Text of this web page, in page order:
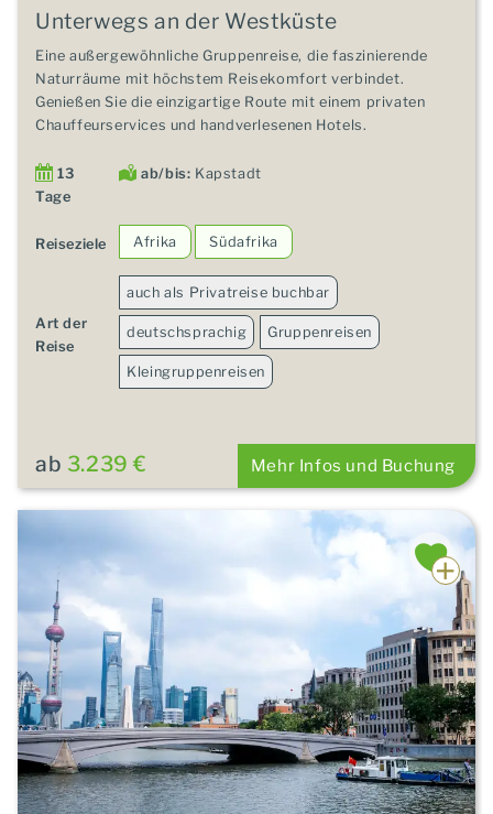
Unterwegs an der Westküste
Eine außergewöhnliche Gruppenreise, die faszinierende
Naturräume mit höchstem Reisekomfort verbindet.
Genießen Sie die einzigartige Route mit einem privaten
Chauffeurservices und handverlesenen Hotels.
13
Tage
ab/bis: Kapstadt
Reiseziele Afrika Südafrika
Art der
Reise
auch als Privatreise buchbar
deutschsprachig Gruppenreisen
Kleingruppenreisen
ab 3.239 € Mehr Infos und Buchung